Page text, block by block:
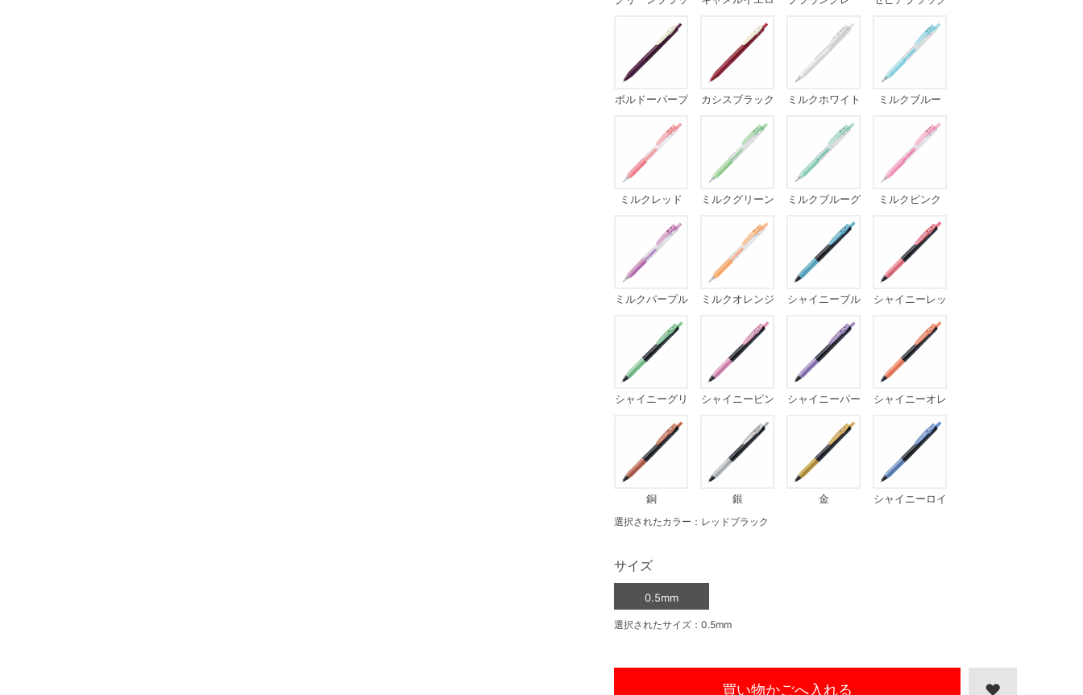
ボルドーパープ
カシスブラック ミルクホワイト ミルクブルー
ミルクレッド ミルクグリーン
ミルクブルーグ
ミルクピンク
ミルクパープル ミルクオレンジ
シャイニーブル
シャイニーレッ
シャイニーグリ
シャイニーピン
シャイニーパー
シャイニーオレ
銅 銀 金
シャイニーロイ
選択されたカラー：レッドブラック
サイズ
0.5mm
選択されたサイズ：0.5mm
買い物かごへ入れる